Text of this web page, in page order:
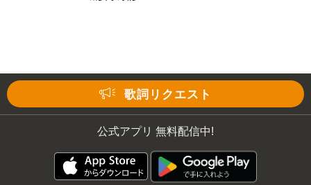
歌詞リクエスト
公式アプリ 無料配信中!